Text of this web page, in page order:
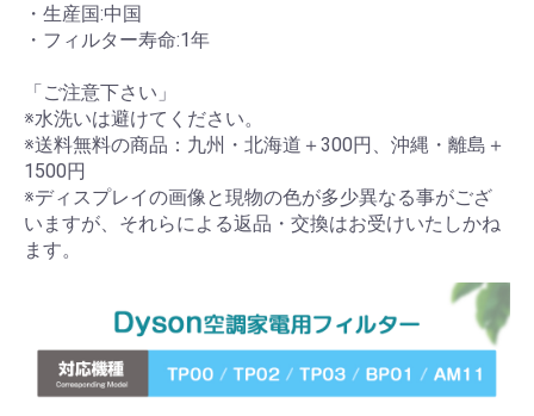
・生産国:中国
・フィルター寿命:1年
「ご注意下さい」
※水洗いは避けてください。
※送料無料の商品：九州・北海道＋300円、沖縄・離島＋
1500円
※ディスプレイの画像と現物の色が多少異なる事がござ
いますが、それらによる返品・交換はお受けいたしかね
ます。